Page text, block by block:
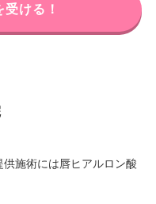
ける！
施術には唇ヒアルロン酸